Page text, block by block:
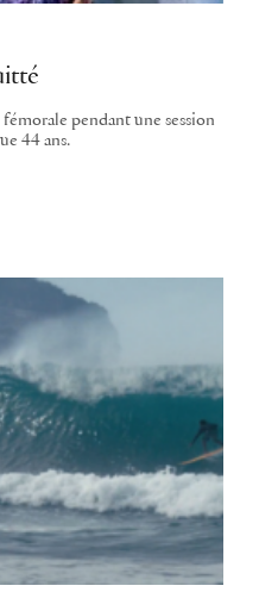
pendant une session
44 ans.